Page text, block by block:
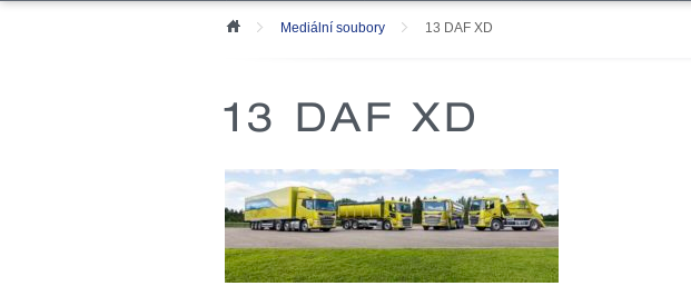
Mediální soubory 13 DAF XD
13 DAF XD